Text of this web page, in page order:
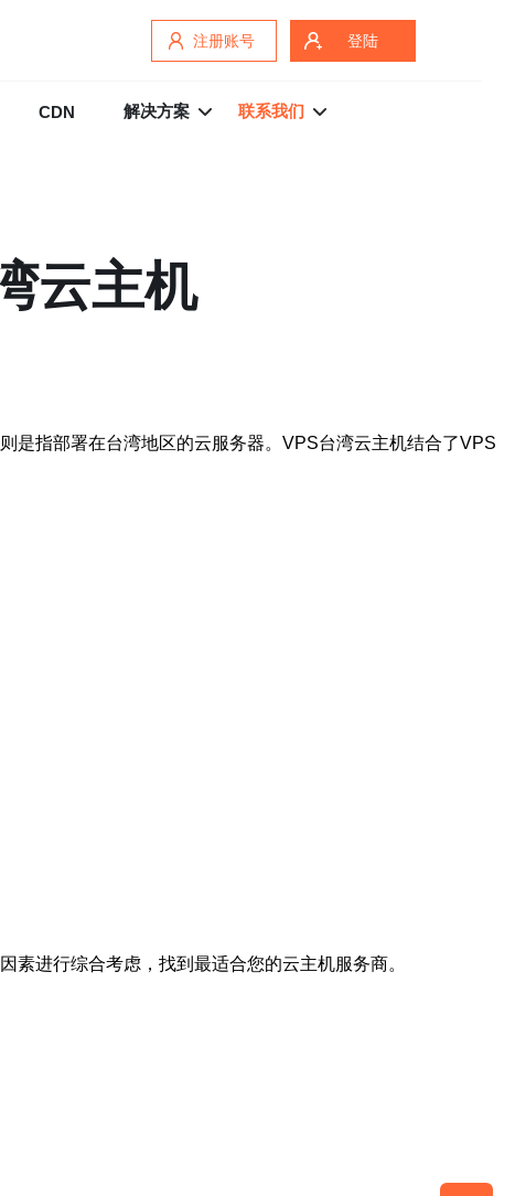
注册账号 登陆
CDN 解决方案 联系我们
云主机
是指部署在台湾地区的云服务器。VPS台湾云主机结合了VPS
进行综合考虑，找到最适合您的云主机服务商。